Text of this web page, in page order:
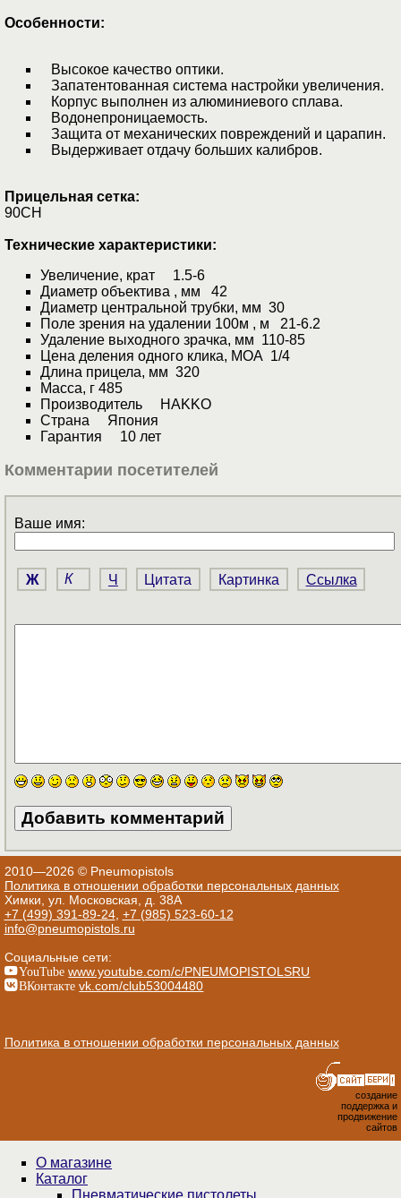
Особенности:
Высокое качество оптики.
Запатентованная система настройки увеличения.
Корпус выполнен из алюминиевого сплава.
Водонепроницаемость.
Защита от механических повреждений и царапин.
Выдерживает отдачу больших калибров.
Прицельная сетка:
90CH
Технические характеристики:
Увеличение, крат 1.5-6
Диаметр объектива , мм 42
Диаметр центральной трубки, мм 30
Поле зрения на удалении 100м , м 21-6.2
Удаление выходного зрачка, мм 110-85
Цена деления одного клика, МОА 1/4
Длина прицела, мм 320
Масса, г 485
Производитель HAKKO
Страна Япония
Гарантия 10 лет
Комментарии посетителей
Ваше имя:
Ж К Ч Цитата Картинка Ссылка
2010—2026 © Pneumopistols
Политика в отношении обработки персональных данных
Химки, ул. Московская, д. 38А
+7 (499) 391-89-24, +7 (985) 523-60-12
info@pneumopistols.ru
Социальные сети:
YouTube www.youtube.com/c/PNEUMOPISTOLSRU
ВКонтакте vk.com/club53004480
Политика в отношении обработки персональных данных
создание
поддержка и
продвижение
сайтов
О магазине
Каталог